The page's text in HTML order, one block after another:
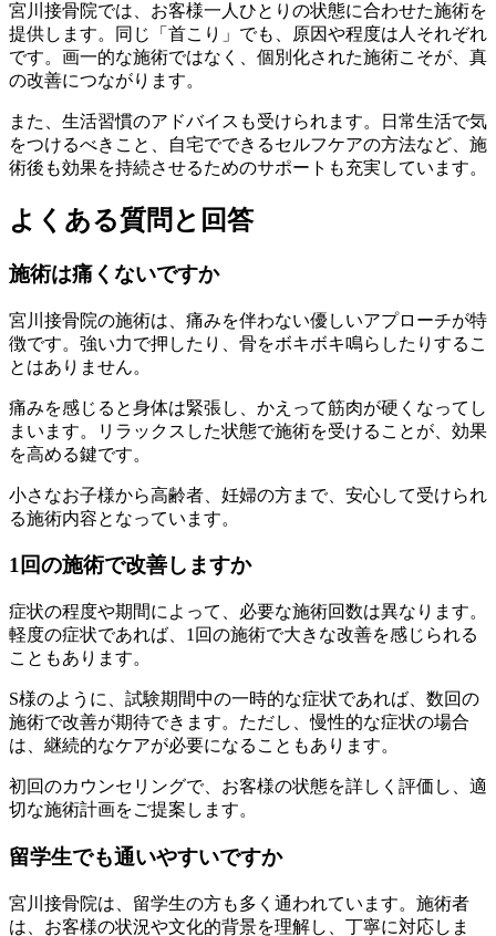
宮川接骨院では、お客様一人ひとりの状態に合わせた施術を
提供します。同じ「首こり」でも、原因や程度は人それぞれ
です。画一的な施術ではなく、個別化された施術こそが、真
の改善につながります。
また、生活習慣のアドバイスも受けられます。日常生活で気
をつけるべきこと、自宅でできるセルフケアの方法など、施
術後も効果を持続させるためのサポートも充実しています。
よくある質問と回答
施術は痛くないですか
宮川接骨院の施術は、痛みを伴わない優しいアプローチが特
徴です。強い力で押したり、骨をボキボキ鳴らしたりするこ
とはありません。
痛みを感じると身体は緊張し、かえって筋肉が硬くなってし
まいます。リラックスした状態で施術を受けることが、効果
を高める鍵です。
小さなお子様から高齢者、妊婦の方まで、安心して受けられ
る施術内容となっています。
1回の施術で改善しますか
症状の程度や期間によって、必要な施術回数は異なります。
軽度の症状であれば、1回の施術で大きな改善を感じられる
こともあります。
S様のように、試験期間中の一時的な症状であれば、数回の
施術で改善が期待できます。ただし、慢性的な症状の場合
は、継続的なケアが必要になることもあります。
初回のカウンセリングで、お客様の状態を詳しく評価し、適
切な施術計画をご提案します。
留学生でも通いやすいですか
宮川接骨院は、留学生の方も多く通われています。施術者
は、お客様の状況や文化的背景を理解し、丁寧に対応しま